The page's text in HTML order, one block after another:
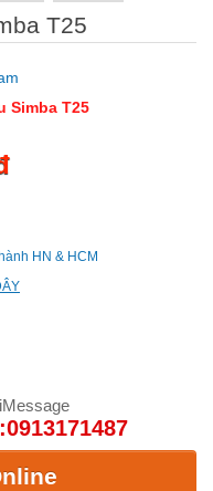
T25
Simba T25
HN & HCM